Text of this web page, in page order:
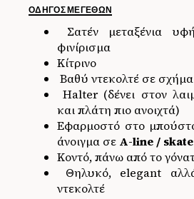
ΟΔΗΓΌΣ ΜΕΓΕΘΏΝ
Σατέν μεταξένια
φινίρισμα
Κίτρινο
Βαθύ ντεκολτέ σε
Halter (δένει στον
και πλάτη πιο ανοιχτά)
Εφαρμοστό στο
άνοιγμα σε Α-line /
Κοντό, πάνω από το
Θηλυκό, elegant
ντεκολτέ